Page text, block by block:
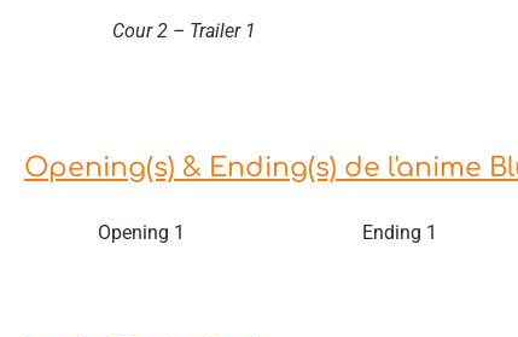
Cour 2 – Trailer 1
Opening(s) & Ending(s) de l'anime
Opening 1 Ending 1